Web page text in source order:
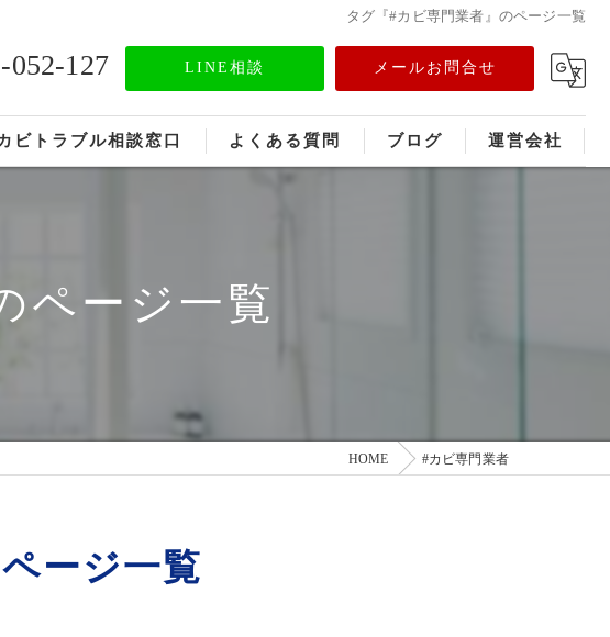
タグ『#カビ専門業者』のページ一覧
052-127 LINE相談 メールお問合せ
ビトラブル相談窓口 よくある質問 ブログ 運営会社
ページ一覧
HOME #カビ専門業者
ージ一覧